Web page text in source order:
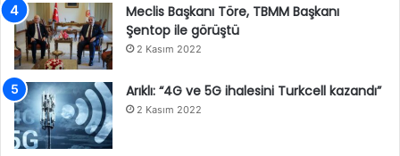
Meclis Başkanı Töre, TBMM Başkanı
Şentop ile görüştü
2 Kasım 2022
Arıklı: “4G ve 5G ihalesini Turkcell kazandı”
2 Kasım 2022